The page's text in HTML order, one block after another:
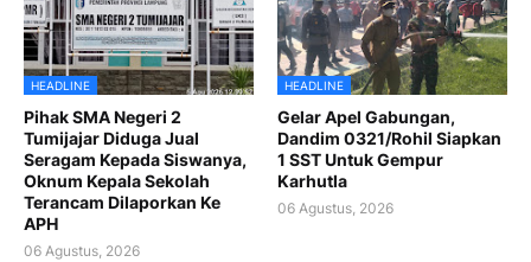
HEADLINE
Pihak SMA Negeri 2
Tumijajar Diduga Jual
Seragam Kepada Siswanya,
Oknum Kepala Sekolah
Terancam Dilaporkan Ke
APH
06 Agustus, 2026
HEADLINE
Gelar Apel Gabungan,
Dandim 0321/Rohil Siapkan
1 SST Untuk Gempur
Karhutla
06 Agustus, 2026